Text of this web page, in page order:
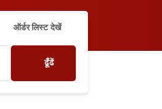
ऑर्डर लिस्ट देखें
ढूँढें